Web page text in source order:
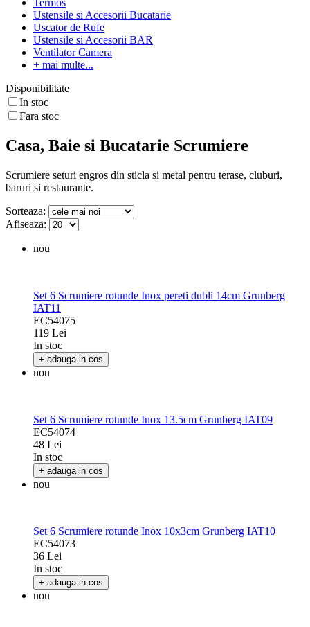
Ustensile si Accesorii Bucatarie
Uscator de Rufe
Ustensile si Accesorii BAR
Ventilator Camera
+ mai multe...
Disponibilitate
In stoc
Fara stoc
Casa, Baie si Bucatarie Scrumiere
Scrumiere seturi engros din sticla si metal pentru terase, cluburi,
baruri si restaurante.
Sorteaza:
Afiseaza:
nou
Set 6 Scrumiere rotunde Inox pereti dubli 14cm Grunberg
IAT11
EC54075
119 Lei
In stoc
+ adauga in cos
nou
Set 6 Scrumiere rotunde Inox 13.5cm Grunberg IAT09
EC54074
48 Lei
In stoc
+ adauga in cos
nou
Set 6 Scrumiere rotunde Inox 10x3cm Grunberg IAT10
EC54073
36 Lei
In stoc
+ adauga in cos
nou